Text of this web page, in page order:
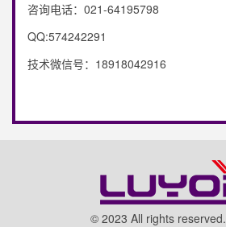
咨询电话：021-64195798
QQ:574242291
技术微信号：18918042916
© 2023 All rights reserved.